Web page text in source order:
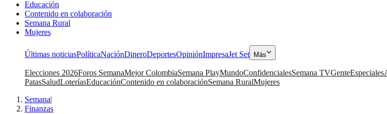
Educación
Contenido en colaboración
Semana Rural
Mujeres
Últimas noticiasPolíticaNaciónDineroDeportesOpiniónImpresaJet Set Más
Elecciones 2026Foros SemanaMejor ColombiaSemana PlayMundoConfidencialesSemana TVGenteEspeciales
PatasSaludLoteríasEducaciónContenido en colaboraciónSemana RuralMujeres
Semana|
Finanzas